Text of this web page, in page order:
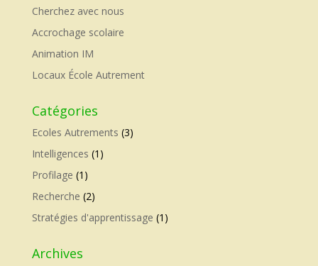
Cherchez avec nous
Accrochage scolaire
Animation IM
Locaux École Autrement
Catégories
Ecoles Autrements (3)
Intelligences (1)
Profilage (1)
Recherche (2)
Stratégies d'apprentissage (1)
Archives